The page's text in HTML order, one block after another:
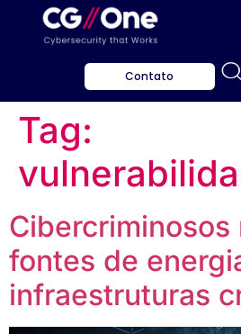
Contato
Tag:
Cibercriminosos
fontes de
infraestruturas